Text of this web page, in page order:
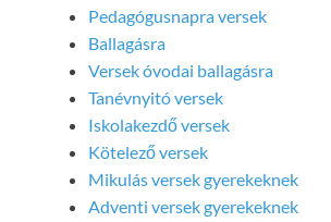
Pedagógusnapra versek
Ballagásra
Versek óvodai ballagásra
Tanévnyitó versek
Iskolakezdő versek
Kötelező versek
Mikulás versek gyerekeknek
Adventi versek gyerekeknek